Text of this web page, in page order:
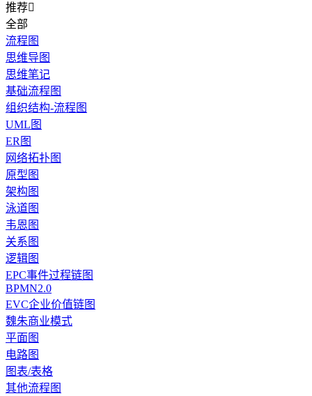
推荐
全部
流程图
思维导图
思维笔记
基础流程图
组织结构-流程图
UML图
ER图
网络拓扑图
原型图
架构图
泳道图
韦恩图
关系图
逻辑图
EPC事件过程链图
BPMN2.0
EVC企业价值链图
魏朱商业模式
平面图
电路图
图表/表格
其他流程图